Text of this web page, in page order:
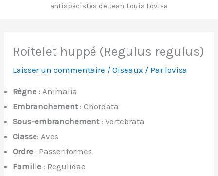
antispécistes de Jean-Louis Lovisa
Roitelet huppé (Regulus regulus)
Laisser un commentaire /Oiseaux / Par lovisa
Règne :Animalia
Embranchement: Chordata
Sous-embranchement : Vertebrata
Classe: Aves
Ordre : Passeriformes
Famille : Regulidae